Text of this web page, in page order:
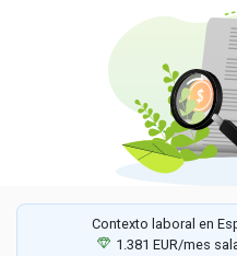
Contexto laboral en
1.381 EUR/mes